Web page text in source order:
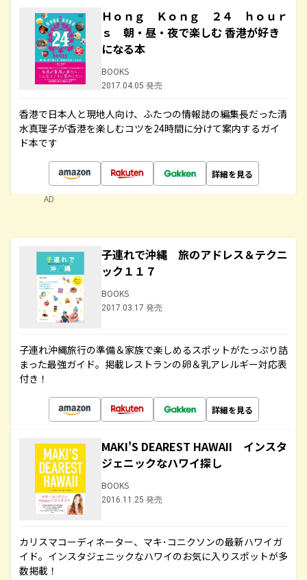
Ｈｏｎｇ Ｋｏｎｇ ２４ ｈｏｕｒ
ｓ 朝・昼・夜で楽しむ 香港が好き
になる本
BOOKS
2017.04.05 発売
香港で日本人と現地人向け、ふたつの情報誌の編集長だった清
水真理子が香港を楽しむコツを24時間に分けて案内するガイ
ド本です
詳細を見る
AD
子連れで沖縄 旅のアドレス＆テクニ
ック１１７
BOOKS
2017.03.17 発売
子連れ沖縄旅行の準備＆家族で楽しめるスポットがたっぷり詰
まった最強ガイド。掲載レストランの卵＆乳アレルギー対応表
付き！
詳細を見る
MAKI'S DEAREST HAWAII インスタ
ジェニックなハワイ探し
BOOKS
2016.11.25 発売
カリスマコーディネーター、マキ･コニクソンの最新ハワイガ
イド。インスタジェニックなハワイのお気に入りスポットが多
数掲載！